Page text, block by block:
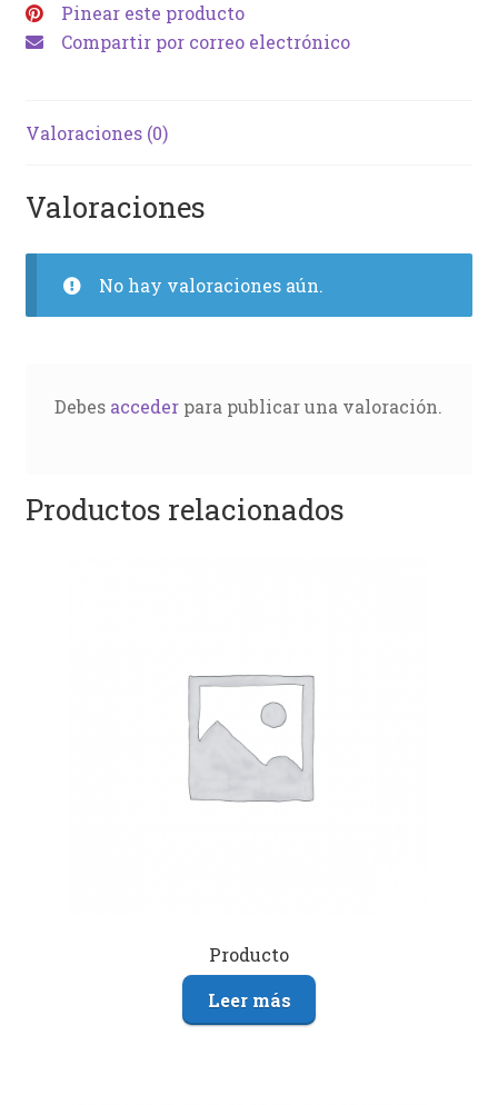
Pinear este producto
Compartir por correo electrónico
Valoraciones (0)
Valoraciones
No hay valoraciones aún.
Debes accederpara publicar una valoración.
Productos relacionados
Producto
Leer más